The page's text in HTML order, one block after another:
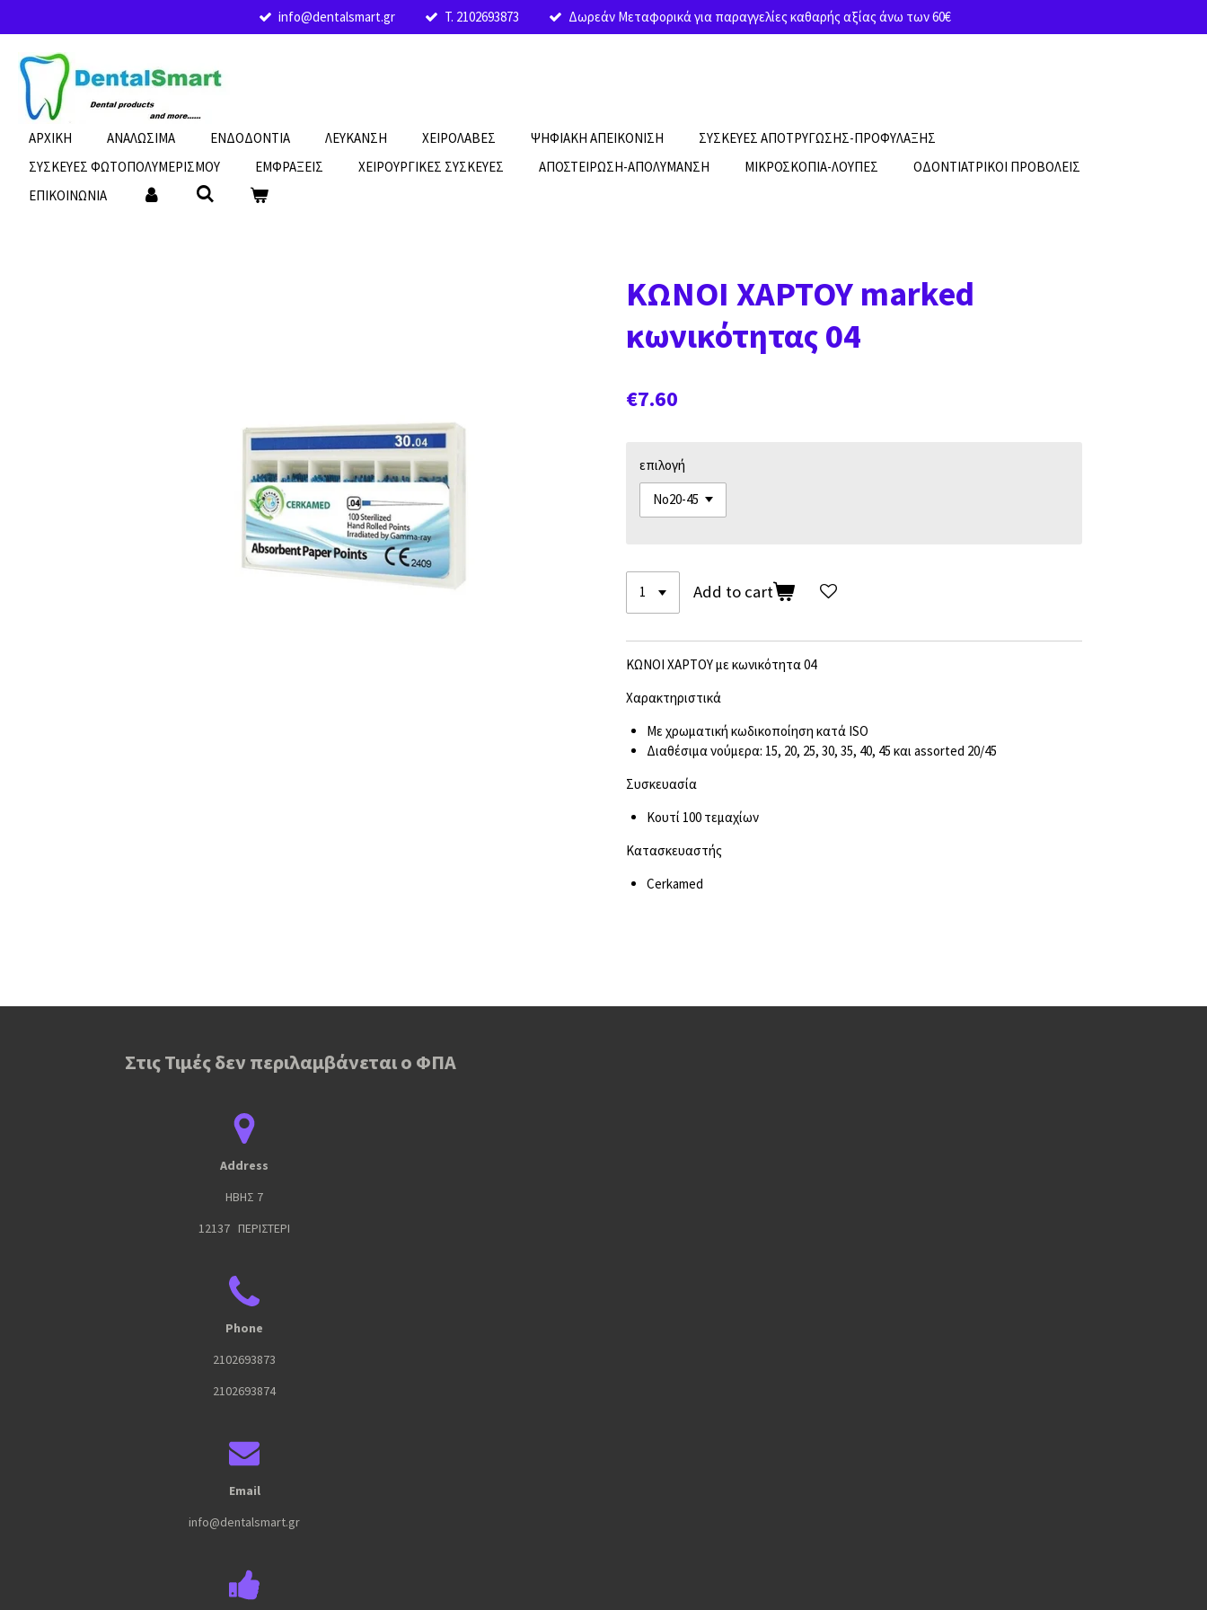
to
main
content
info@dentalsmart.gr T. 2102693873 Δωρεάν Μεταφορικά για παραγγελίες καθαρής αξίας άνω των 60€
ΑΡΧΙΚΗ ΑΝΑΛΩΣΙΜΑ ΕΝΔΟΔΟΝΤΙΑ ΛΕΥΚΑΝΣΗ ΧΕΙΡΟΛΑΒΕΣ ΨΗΦΙΑΚΗ ΑΠΕΙΚΟΝΙΣΗ
ΣΥΣΚΕΥΕΣ ΑΠΟΤΡΥΓΩΣΗΣ-ΠΡΟΦΥΛΑΞΗΣ
ΣΥΣΚΕΥΕΣ ΦΩΤΟΠΟΛΥΜΕΡΙΣΜΟΥ
ΕΜΦΡΑΞΕΙΣ ΧΕΙΡΟΥΡΓΙΚΕΣ ΣΥΣΚΕΥΕΣ ΑΠΟΣΤΕΙΡΩΣΗ-ΑΠΟΛΥΜΑΝΣΗ ΜΙΚΡΟΣΚΟΠΙΑ-ΛΟΥΠΕΣ
ΟΔΟΝΤΙΑΤΡΙΚΟΙ ΠΡΟΒΟΛΕΙΣ
ΕΠΙΚΟΙΝΩΝΙΑ
ΚΩΝΟΙ ΧΑΡΤΟΥ marked
κωνικότητας 04
€7.60
επιλογή
Add to cart
ΚΩΝΟΙ ΧΑΡΤΟΥ με κωνικότητα 04
Χαρακτηριστικά
Με χρωματική κωδικοποίηση κατά ISO
Διαθέσιμα νούμερα: 15, 20, 25, 30, 35, 40, 45 και assorted 20/45
Συσκευασία
Κουτί 100 τεμαχίων
Kατασκευαστής
Cerkamed
Στις Τιμές δεν περιλαμβάνεται ο ΦΠΑ
Address
ΗΒΗΣ 7
12137 ΠΕΡΙΣΤΕΡΙ
Phone
2102693873
2102693874
Email
info@dentalsmart.gr